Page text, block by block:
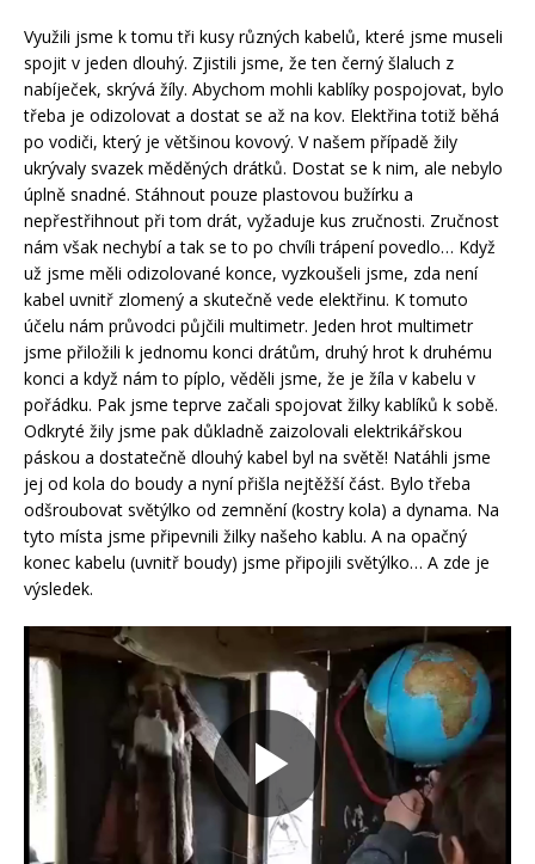
Využili jsme k tomu tři kusy různých kabelů, které jsme museli
spojit v jeden dlouhý. Zjistili jsme, že ten černý šlaluch z
nabíječek, skrývá žíly. Abychom mohli kablíky pospojovat, bylo
třeba je odizolovat a dostat se až na kov. Elektřina totiž běhá
po vodiči, který je většinou kovový. V našem případě žily
ukrývaly svazek měděných drátků. Dostat se k nim, ale nebylo
úplně snadné. Stáhnout pouze plastovou bužírku a
nepřestřihnout při tom drát, vyžaduje kus zručnosti. Zručnost
nám však nechybí a tak se to po chvíli trápení povedlo… Když
už jsme měli odizolované konce, vyzkoušeli jsme, zda není
kabel uvnitř zlomený a skutečně vede elektřinu. K tomuto
účelu nám průvodci půjčili multimetr. Jeden hrot multimetr
jsme přiložili k jednomu konci drátům, druhý hrot k druhému
konci a když nám to píplo, věděli jsme, že je žíla v kabelu v
pořádku. Pak jsme teprve začali spojovat žilky kablíků k sobě.
Odkryté žily jsme pak důkladně zaizolovali elektrikářskou
páskou a dostatečně dlouhý kabel byl na světě! Natáhli jsme
jej od kola do boudy a nyní přišla nejtěžší část. Bylo třeba
odšroubovat světýlko od zemnění (kostry kola) a dynama. Na
tyto místa jsme připevnili žilky našeho kablu. A na opačný
konec kabelu (uvnitř boudy) jsme připojili světýlko… A zde je
výsledek.